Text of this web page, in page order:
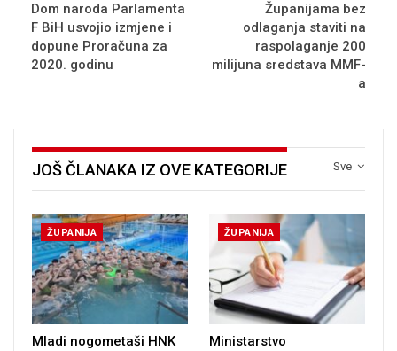
Dom naroda Parlamenta
F BiH usvojio izmjene i
dopune Proračuna za
2020. godinu
Županijama bez
odlaganja staviti na
raspolaganje 200
milijuna sredstava MMF-
a
Sve
JOŠ ČLANAKA IZ OVE KATEGORIJE
ŽUPANIJA
Mladi nogometaši HNK
ŽUPANIJA
Ministarstvo